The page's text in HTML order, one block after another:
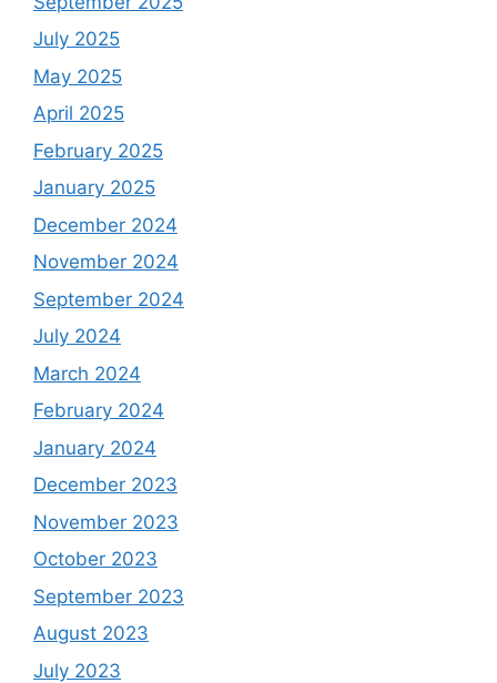
July 2025
May 2025
April 2025
February 2025
January 2025
December 2024
November 2024
September 2024
July 2024
March 2024
February 2024
January 2024
December 2023
November 2023
October 2023
September 2023
August 2023
July 2023